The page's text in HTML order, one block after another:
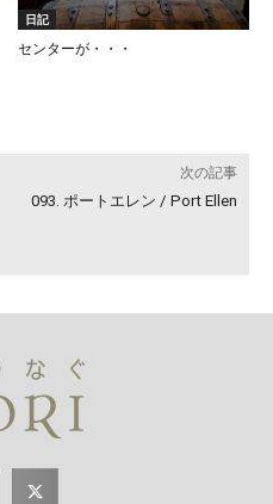
日記
センターが・・・
次の記事
093. ポートエレン / Port Ellen